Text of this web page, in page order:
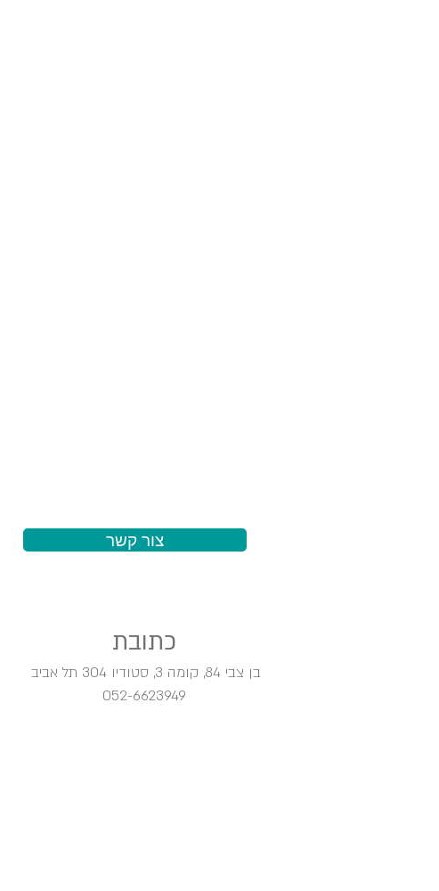
צור קשר
כתובת
בן צבי 84, קומה 3, סטודיו 304
תל אביב
052-6623949